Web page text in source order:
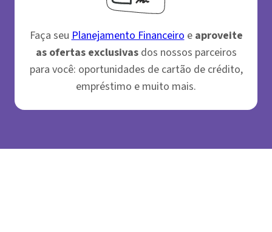
Faça seuPlanejamento Financeiro eaproveite
as ofertas exclusivasdos nossos parceiros
para você: oportunidades de cartão de crédito,
empréstimo e muito mais.